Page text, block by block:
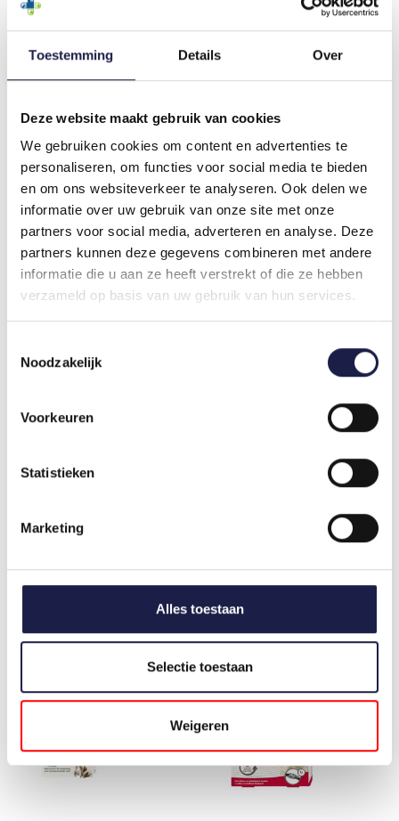
Toestemming Details Over
Deze website maakt gebruik van cookies
We gebruiken cookies om content en advertenties te
personaliseren, om functies voor social media te bieden
en om ons websiteverkeer te analyseren. Ook delen we
informatie over uw gebruik van onze site met onze
partners voor social media, adverteren en analyse. Deze
partners kunnen deze gegevens combineren met andere
informatie die u aan ze heeft verstrekt of die ze hebben
verzameld op basis van uw gebruik van hun services.
Noodzakelijk
Voorkeuren
Statistieken
Marketing
Alles toestaan
Selectie toestaan
Weigeren
BENAKOR | KATZE
€24,29
BEAPHAR
KATZE
€11,25
BEAPHAR FLOH
AUF LAGER
BOLFO MAND- EN
TAPIJTSPRAY | HUND